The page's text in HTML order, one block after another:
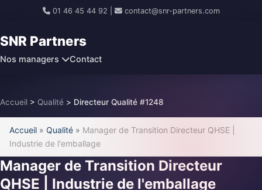
01 46 45 44 92 contact@snr-partners.com
SNR Partners
Nos managers Contact
Accueil > Qualité > Directeur Qualité #1248
Accueil » Qualité » Manager de Transition Directeur QHSE |
Industrie de l'emballage
Manager de Transition Directeur
QHSE | Industrie de l'emballage